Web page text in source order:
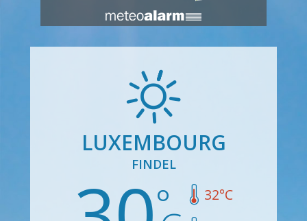
LUXEMBOURG
FINDEL
32°C